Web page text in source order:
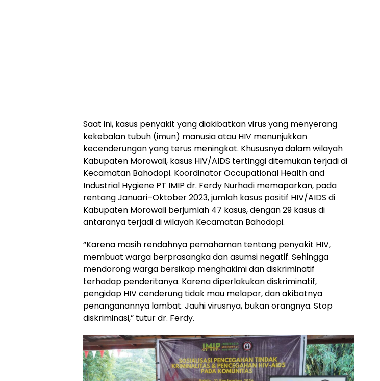
Saat ini, kasus penyakit yang diakibatkan virus yang menyerang
kekebalan tubuh (imun) manusia atau HIV menunjukkan
kecenderungan yang terus meningkat. Khususnya dalam wilayah
Kabupaten Morowali, kasus HIV/AIDS tertinggi ditemukan terjadi di
Kecamatan Bahodopi. Koordinator Occupational Health and
Industrial Hygiene PT IMIP dr. Ferdy Nurhadi memaparkan, pada
rentang Januari–Oktober 2023, jumlah kasus positif HIV/AIDS di
Kabupaten Morowali berjumlah 47 kasus, dengan 29 kasus di
antaranya terjadi di wilayah Kecamatan Bahodopi.
“Karena masih rendahnya pemahaman tentang penyakit HIV,
membuat warga berprasangka dan asumsi negatif. Sehingga
mendorong warga bersikap menghakimi dan diskriminatif
terhadap penderitanya. Karena diperlakukan diskriminatif,
pengidap HIV cenderung tidak mau melapor, dan akibatnya
penanganannya lambat. Jauhi virusnya, bukan orangnya. Stop
diskriminasi,” tutur dr. Ferdy.